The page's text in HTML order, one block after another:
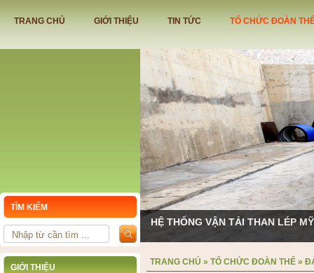
TRANG CHỦ GIỚI THIỆU TIN TỨC TỔ CHỨC ĐOÀN
HỆ THỐNG VẬN TẢI THAN LÉP
TÌM KIẾM
GIỚI THIỆU
TRANG CHỦ » TỔ CHỨC ĐOÀN THỂ »